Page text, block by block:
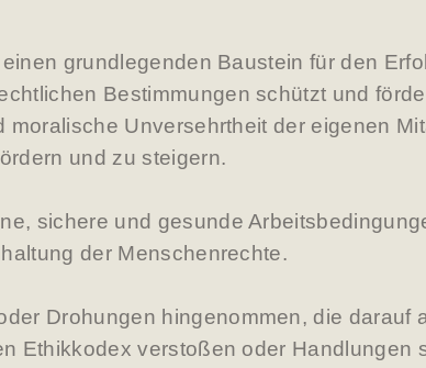
grundlegenden Baustein für den
Bestimmungen schützt und
Unversehrtheit der eigenen
und zu steigern.
sichere und gesunde
der Menschenrechte.
Drohungen hingenommen, die darauf
Ethikkodex verstoßen oder Handlungen